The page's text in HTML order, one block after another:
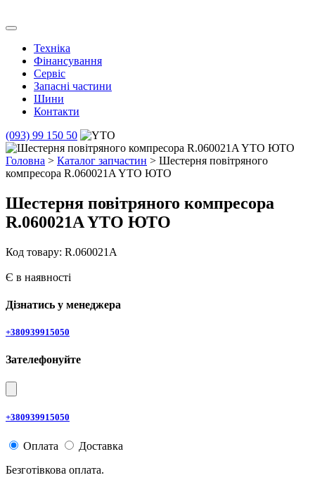
to
Техніка
Фінансування
Сервіс
Запасні частини
Шини
Контакти
(093) 99 150 50
Головна > Каталог запчастин > Шестерня повітряного
компресора R.060021A YTO ЮТО
Шестерня повітряного компресора
R.060021A YTO ЮТО
Код товару: R.060021A
Є в наявності
Дізнатись у менеджера
+380939915050
Зателефонуйте
+380939915050
Оплата
Доставка
Безготівкова оплата.